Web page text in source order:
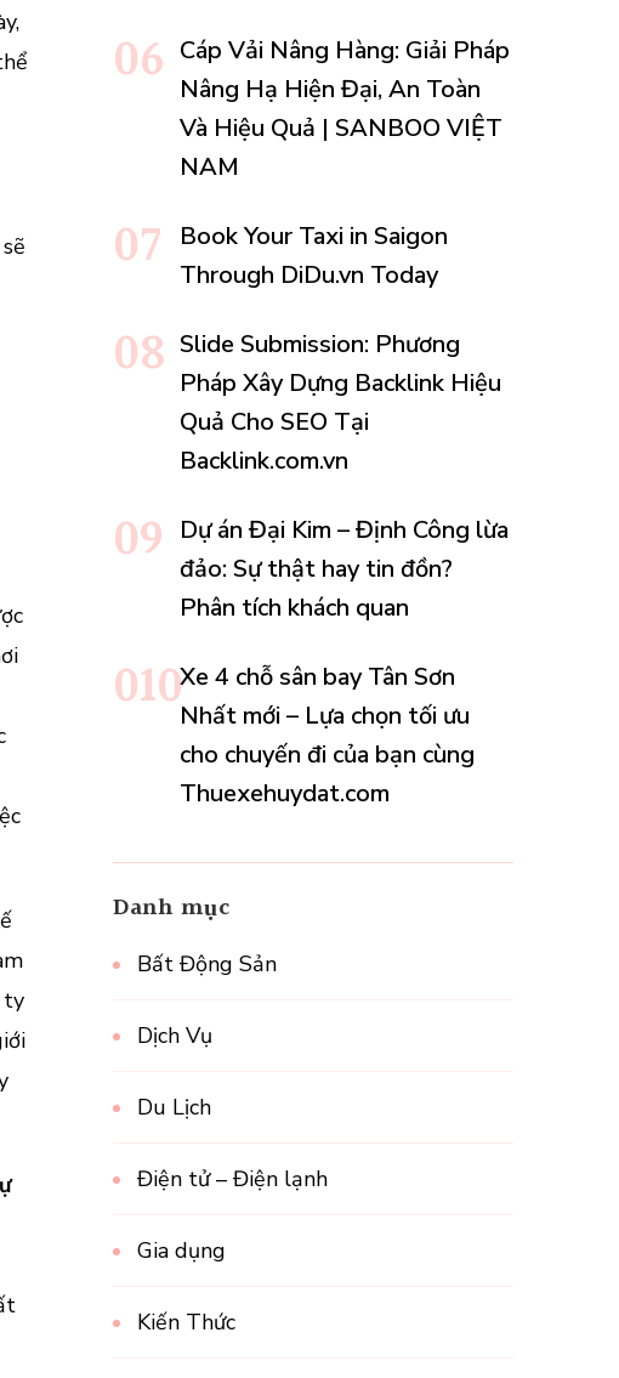
ty
Cáp Vải Nâng Hàng: Giải Pháp
Nâng Hạ Hiện Đại, An Toàn
Và Hiệu Quả | SANBOO VIỆT
NAM
Book Your Taxi in Saigon
Through DiDu.vn Today
Slide Submission: Phương
Pháp Xây Dựng Backlink Hiệu
Quả Cho SEO Tại
Backlink.com.vn
Dự án Đại Kim – Định Công lừa
đảo: Sự thật hay tin đồn?
Phân tích khách quan
Xe 4 chỗ sân bay Tân Sơn
Nhất mới – Lựa chọn tối ưu
cho chuyến đi của bạn cùng
Thuexehuydat.com
Danh mục
Bất Động Sản
Dịch Vụ
Du Lịch
Điện tử – Điện lạnh
Gia dụng
Kiến Thức